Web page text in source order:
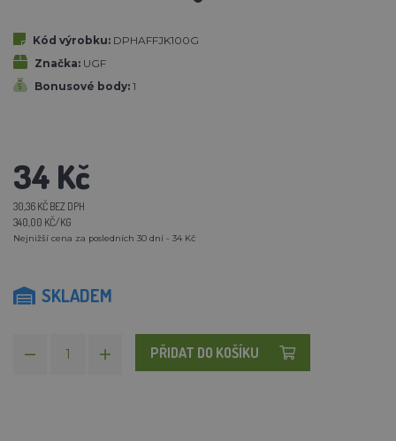
Kód výrobku: DPHAFFJK100G
Značka: UGF
Bonusové body: 1
34 Kč
30,36 KČ BEZ DPH
340,00 KČ/KG
Nejnižší cena za posledních 30 dní - 34 Kč
SKLADEM
PŘIDAT DO KOŠÍKU